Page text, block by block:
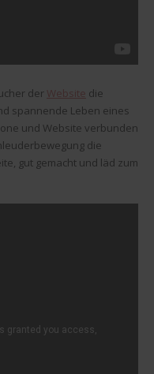
der Website die
spannende Leben eines
und Website verbunden
die
gut gemacht und läd zum